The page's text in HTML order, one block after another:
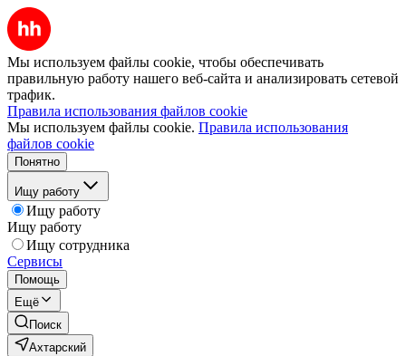
Мы используем файлы cookie, чтобы обеспечивать
правильную работу нашего веб-сайта и анализировать сетевой
трафик.
Правила использования файлов cookie
Мы используем файлы cookie. Правила использования
файлов cookie
Понятно
Ищу работу
Ищу работу
Ищу работу
Ищу сотрудника
Сервисы
Помощь
Ещё
Поиск
Ахтарский